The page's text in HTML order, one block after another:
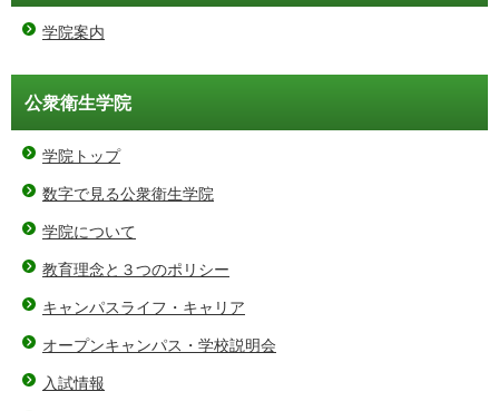
学院案内
公衆衛生学院
学院トップ
数字で見る公衆衛生学院
学院について
教育理念と３つのポリシー
キャンパスライフ・キャリア
オープンキャンパス・学校説明会
入試情報